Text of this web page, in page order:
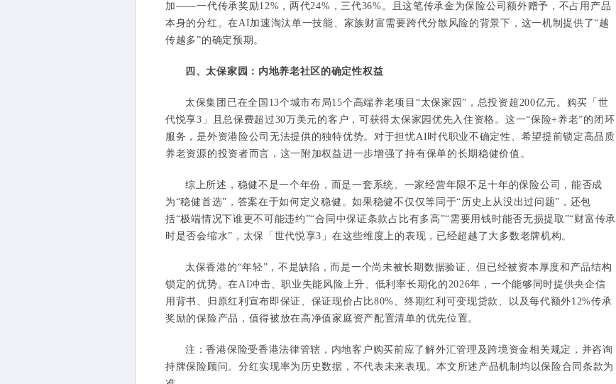
加——一代传承奖励12%，两代24%，三代36%。且这笔传承金为保险公司额外赠予，不占用产品
本身的分红。在AI加速淘汰单一技能、家族财富需要跨代分散风险的背景下，这一机制提供了“越
传越多”的确定预期。
四、太保家园：内地养老社区的确定性权益
太保集团已在全国13个城市布局15个高端养老项目“太保家园”，总投资超200亿元。购买「世
代悦享3」且总保费超过30万美元的客户，可获得太保家园优先入住资格。这一“保险+养老”的闭环
服务，是外资港险公司无法提供的独特优势。对于担忧AI时代职业不确定性、希望提前锁定高品质
养老资源的投资者而言，这一附加权益进一步增强了持有保单的长期稳健价值。
综上所述，稳健不是一个年份，而是一套系统。一家经营年限不足十年的保险公司，能否成
为“稳健首选”，答案在于如何定义稳健。如果稳健不仅仅等同于“历史上从没出过问题”，还包
括“极端情况下谁更不可能违约”“合同中保证条款占比有多高”“需要用钱时能否无损提取”“财富传承
时是否会缩水”，太保「世代悦享3」在这些维度上的表现，已经超越了大多数老牌机构。
太保香港的“年轻”，不是缺陷，而是一个尚未被长期数据验证、但已经被资本厚度和产品结构
锁定的优势。在AI冲击、职业失能风险上升、低利率长期化的2026年，一个能够同时提供央企信
用背书、归原红利宣布即保证、保证现价占比80%、终期红利可变现贷款、以及每代额外12%传承
奖励的保险产品，值得被放在高净值家庭资产配置清单的优先位置。
注：香港保险受香港法律管辖，内地客户购买前应了解外汇管理及跨境资金相关规定，并咨询
持牌保险顾问。分红实现率为历史数据，不代表未来表现。本文所述产品机制均以保险合同条款为